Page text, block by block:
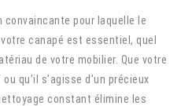
convaincante pour laquelle le
canapé est essentiel, quel
de votre mobilier. Que votre
qu’il s’agisse d’un précieux
constant élimine les